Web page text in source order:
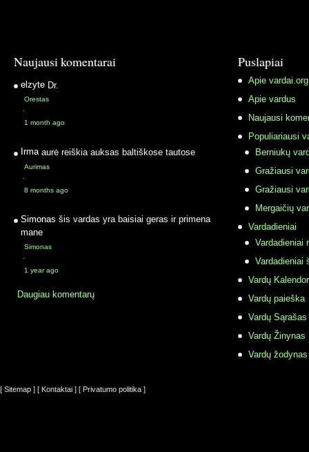
Naujausi komentarai
elzyte Dr.
Orestas
·
1 month ago
Irma aurė reiškia auksas baltiškose tautose
Aurimas
·
8 months ago
Simonas šis vardas yra baisiai geras ir primena
mane
Simonas
·
1 year ago
Daugiau komentarų
Puslapiai
Apie vardai.org
Apie vardus
Naujausi
Populiariausi
Berniukų
Gražiausi
Gražiausi
Mergaičių
Vardadieniai
Vardadieniai
Vardadieniai
Vardų
Vardų paieška
Vardų Sąrašas
Vardų Žinynas
Vardų
[ Sitemap ] [ Kontaktai ] [ Privatumo politika ]